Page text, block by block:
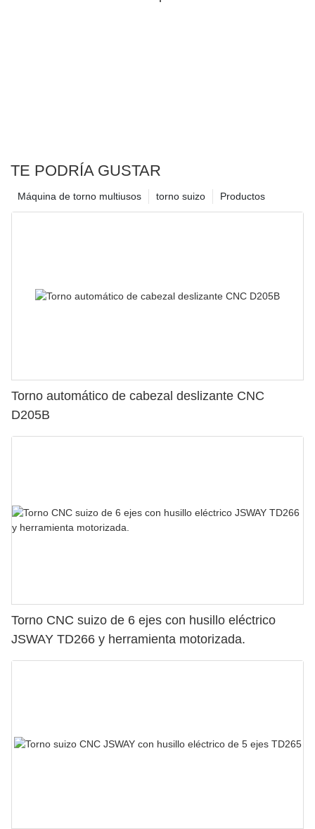
TE PODRÍA GUSTAR
Productos
torno suizo
Máquina de torno multiusos
Torno automático de cabezal deslizante CNC
D205B
Torno CNC suizo de 6 ejes con husillo eléctrico
JSWAY TD266 y herramienta motorizada.